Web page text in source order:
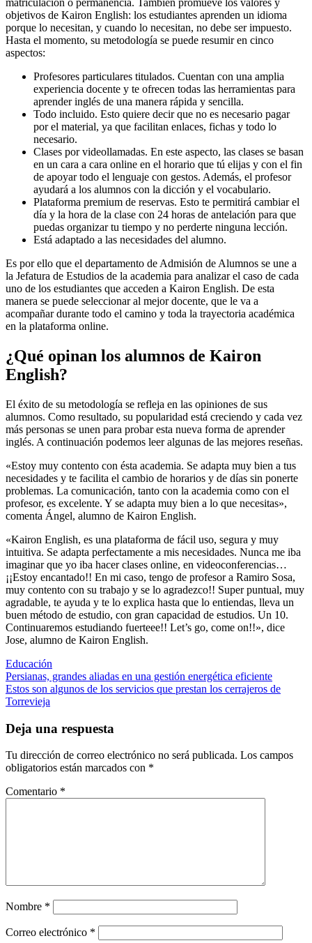
matriculación o permanencia. También promueve los valores y
objetivos de Kairon English: los estudiantes aprenden un idioma
porque lo necesitan, y cuando lo necesitan, no debe ser impuesto.
Hasta el momento, su metodología se puede resumir en cinco
aspectos:
Profesores particulares titulados. Cuentan con una amplia
experiencia docente y te ofrecen todas las herramientas para
aprender inglés de una manera rápida y sencilla.
Todo incluido. Esto quiere decir que no es necesario pagar
por el material, ya que facilitan enlaces, fichas y todo lo
necesario.
Clases por videollamadas. En este aspecto, las clases se basan
en un cara a cara online en el horario que tú elijas y con el fin
de apoyar todo el lenguaje con gestos. Además, el profesor
ayudará a los alumnos con la dicción y el vocabulario.
Plataforma premium de reservas. Esto te permitirá cambiar el
día y la hora de la clase con 24 horas de antelación para que
puedas organizar tu tiempo y no perderte ninguna lección.
Está adaptado a las necesidades del alumno.
Es por ello que el departamento de Admisión de Alumnos se une a
la Jefatura de Estudios de la academia para analizar el caso de cada
uno de los estudiantes que acceden a Kairon English. De esta
manera se puede seleccionar al mejor docente, que le va a
acompañar durante todo el camino y toda la trayectoria académica
en la plataforma online.
¿Qué opinan los alumnos de Kairon
English?
El éxito de su metodología se refleja en las opiniones de sus
alumnos. Como resultado, su popularidad está creciendo y cada vez
más personas se unen para probar esta nueva forma de aprender
inglés. A continuación podemos leer algunas de las mejores reseñas.
«Estoy muy contento con ésta academia. Se adapta muy bien a tus
necesidades y te facilita el cambio de horarios y de días sin ponerte
problemas. La comunicación, tanto con la academia como con el
profesor, es excelente. Y se adapta muy bien a lo que necesitas»,
comenta Ángel, alumno de Kairon English.
«Kairon English, es una plataforma de fácil uso, segura y muy
intuitiva. Se adapta perfectamente a mis necesidades. Nunca me iba
imaginar que yo iba hacer clases online, en videoconferencias…
¡¡Estoy encantado!! En mi caso, tengo de profesor a Ramiro Sosa,
muy contento con su trabajo y se lo agradezco!! Super puntual, muy
agradable, te ayuda y te lo explica hasta que lo entiendas, lleva un
buen método de estudio, con gran capacidad de estudios. Un 10.
Continuaremos estudiando fuerteee!! Let’s go, come on!!», dice
Jose, alumno de Kairon English.
Educación
Navegación
de
Persianas, grandes aliadas en una gestión energética eficiente
Estos son algunos de los servicios que prestan los cerrajeros de
Torrevieja
Deja una respuesta
Tu dirección de correo electrónico no será publicada. Los campos
obligatorios están marcados con *
Comentario *
Nombre *
Correo electrónico *